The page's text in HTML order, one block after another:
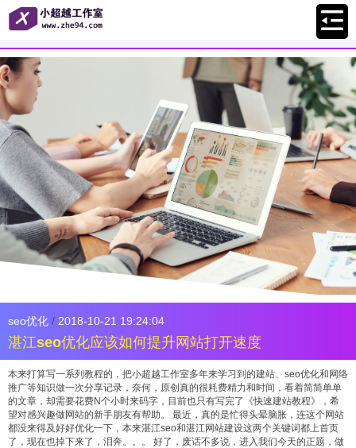
seo优化 / 2018-10-21 19:24:04
湛江seo优化应该如何提升网站打开速度
本来打算写一系列教程的，把小超越工作室多年来学习到的建站、seo优化和网络
推广等知识做一次分享记录，奈何，原创真的很耗费精力和时间，看着简简单单
的文章，却需要花费N个小时来码字，目前也只有写完了《快速建站教程》，希
望对感兴趣做网站的新手朋友有帮助。 最近，真的是忙得头晕脑胀，连这个网站
都没来得及好好优化一下，本来湛江seo和湛江网站建设这两个关键词都上首页
了，现在也掉下来了，泪奔。。。 好了，废话不多说，进入我们今天的正题，做